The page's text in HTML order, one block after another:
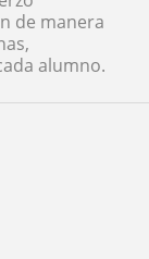
de manera
alumno.